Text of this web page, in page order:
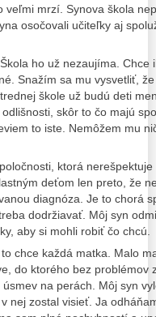
veľmi mrzí. Synova škola
osočovali učiteľky aj
ho už nezaujíma.
Snažím sa mu vysvetliť,
škole už budú deti
skôr to čo majú
to iste. Nemôžem mu
ktorá
deťom len preto, že
diagnóza. Je to chorá
dodržiavať. Môj syn
aby si mohli robiť čo chcú.
chce každá matka. Malo
do ktorého bez problémov
na perách. Môj syn
nej zostal visieť. Ja